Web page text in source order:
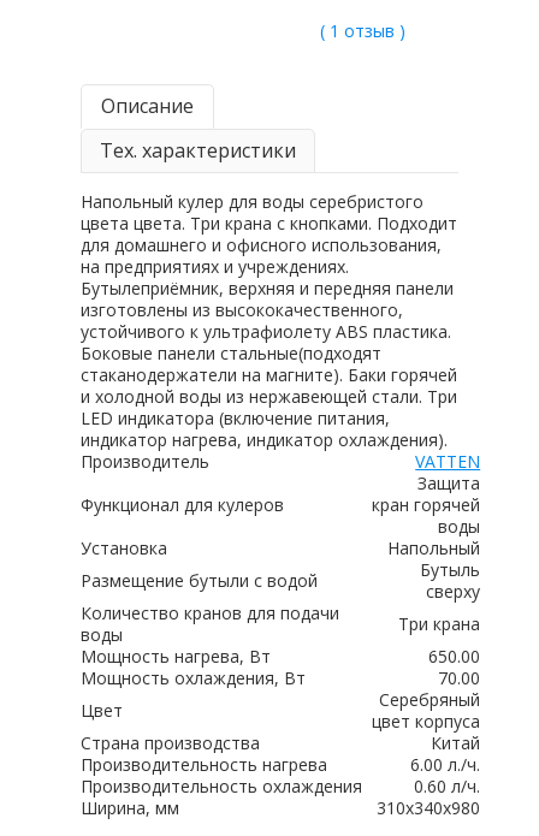
( 1 отзыв )
Описание
Тех. характеристики
Напольный кулер для воды серебристого
цвета цвета. Три крана с кнопками. Подходит
для домашнего и офисного использования,
на предприятиях и учреждениях.
Бутылеприёмник, верхняя и передняя панели
изготовлены из высококачественного,
устойчивого к ультрафиолету ABS пластика.
Боковые панели стальные(подходят
стаканодержатели на магните). Баки горячей
и холодной воды из нержавеющей стали. Три
LED индикатора (включение питания,
индикатор нагрева, индикатор охлаждения).
Производитель
VATTEN
Функционал для кулеров
Защита
кран горячей
воды
Установка
Напольный
Размещение бутыли с водой
Бутыль
сверху
Количество кранов для подачи
воды
Три крана
Мощность нагрева, Вт
650.00
Мощность охлаждения, Вт
70.00
Цвет
Серебряный
цвет корпуса
Страна производства
Китай
Производительность нагрева
6.00 л./ч.
Производительность охлаждения
0.60 л/ч.
Ширина, мм
310х340х980